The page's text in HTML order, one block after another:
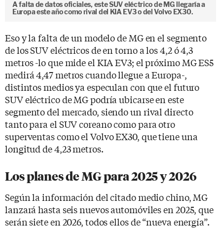
A falta de datos oficiales, este SUV eléctrico de MG llegaría a
Europa este año como rival del KIA EV3 o del Volvo EX30.
Eso y la falta de un modelo de MG en el segmento
de los SUV eléctricos de en torno a los 4,2 ó 4,3
metros -lo que mide el KIA EV3; el próximo MG ES5
medirá 4,47 metros cuando llegue a Europa-,
distintos medios ya especulan con que el futuro
SUV eléctrico de MG podría ubicarse en este
segmento del mercado, siendo un rival directo
tanto para el SUV coreano como para otro
superventas como el Volvo EX30, que tiene una
longitud de 4,23 metros.
Los planes de MG para 2025 y 2026
Según la información del citado medio chino, MG
lanzará hasta seis nuevos automóviles en 2025, que
serán siete en 2026, todos ellos de “nueva energía”.